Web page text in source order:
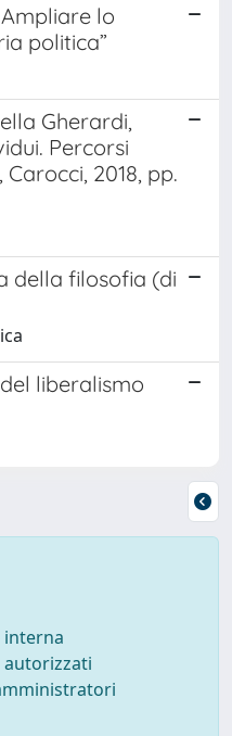
lo
politica”
Gherardi,
Percorsi
2018, pp.
della filosofia (di
liberalismo
interna